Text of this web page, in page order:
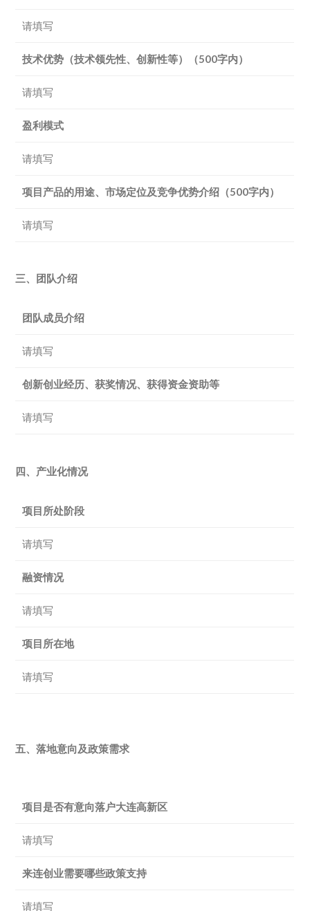
请填写
技术优势（技术领先性、创新性等）（500字内）
请填写
盈利模式
请填写
项目产品的用途、市场定位及竞争优势介绍（500字内）
请填写
三、团队介绍
团队成员介绍
请填写
创新创业经历、获奖情况、获得资金资助等
请填写
四、产业化情况
项目所处阶段
请填写
融资情况
请填写
项目所在地
请填写
五、落地意向及政策需求
项目是否有意向落户大连高新区
请填写
来连创业需要哪些政策支持
请填写